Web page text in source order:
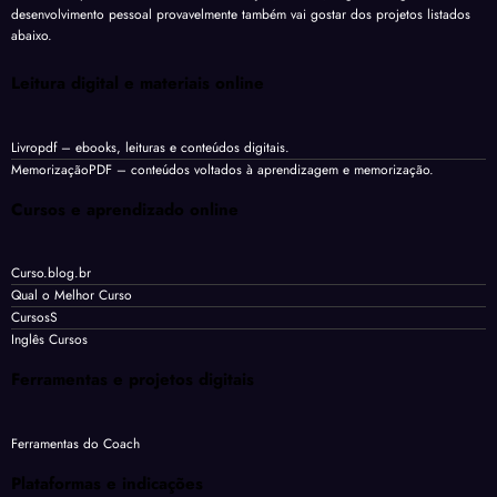
desenvolvimento pessoal provavelmente também vai gostar dos projetos listados
abaixo.
Leitura digital e materiais online
Livropdf– ebooks, leituras e conteúdos digitais.
MemorizaçãoPDF – conteúdos voltados à aprendizagem e memorização.
Cursos e aprendizado online
Curso.blog.br
Qual o Melhor Curso
CursosS
Inglês Cursos
Ferramentas e projetos digitais
Ferramentas do Coach
Plataformas e indicações